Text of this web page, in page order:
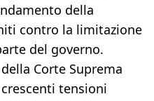
della
contro la limitazione
del governo.
Corte Suprema
tensioni